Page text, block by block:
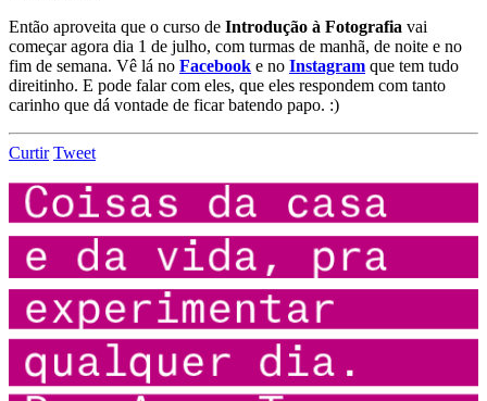
Então aproveita que o curso de Introdução à Fotografia vai
começar agora dia 1 de julho, com turmas de manhã, de noite e no
fim de semana. Vê lá no Facebook e no Instagram que tem tudo
direitinho. E pode falar com eles, que eles respondem com tanto
carinho que dá vontade de ficar batendo papo. :)
Curtir Tweet